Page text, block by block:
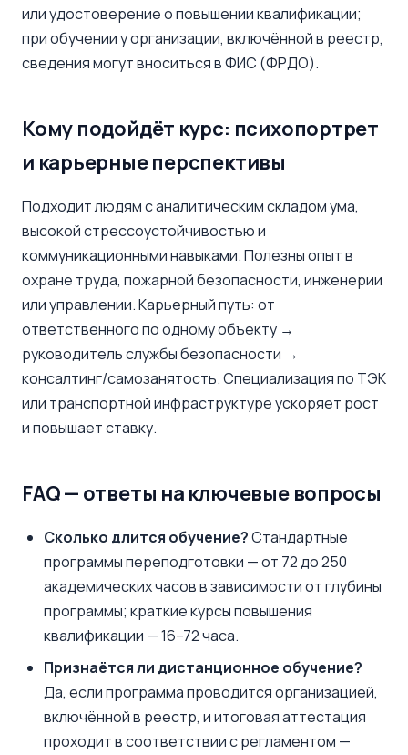
или удостоверение о повышении квалификации;
при обучении у организации, включённой в реестр,
сведения могут вноситься в ФИС (ФРДО).
Кому подойдёт курс: психопортрет
и карьерные перспективы
Подходит людям с аналитическим складом ума,
высокой стрессоустойчивостью и
коммуникационными навыками. Полезны опыт в
охране труда, пожарной безопасности, инженерии
или управлении. Карьерный путь: от
ответственного по одному объекту →
руководитель службы безопасности →
консалтинг/самозанятость. Специализация по ТЭК
или транспортной инфраструктуре ускоряет рост
и повышает ставку.
FAQ — ответы на ключевые вопросы
Сколько длится обучение?Стандартные
программы переподготовки — от 72 до 250
академических часов в зависимости от глубины
программы; краткие курсы повышения
квалификации — 16–72 часа.
Признаётся ли дистанционное обучение?
Да, если программа проводится организацией,
включённой в реестр, и итоговая аттестация
проходит в соответствии с регламентом —